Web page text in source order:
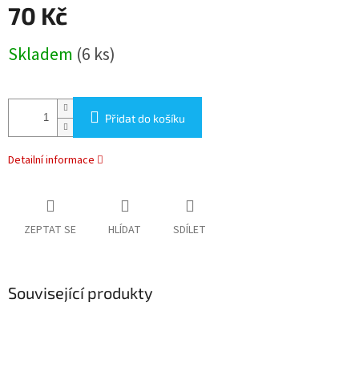
70 Kč
cena:
Skladem (6 ks)
Přidat do košíku
Detailní informace
ZEPTAT SE HLÍDAT SDÍLET
Související produkty